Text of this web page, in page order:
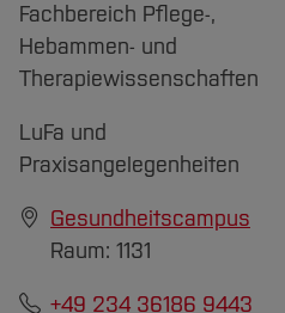
Fachbereich Pflege-,
Hebammen- und
Therapiewissenschaften
LuFa und
Praxisangelegenheiten
Gesundheitscampus
Raum: 1131
+49 234 36186 9443